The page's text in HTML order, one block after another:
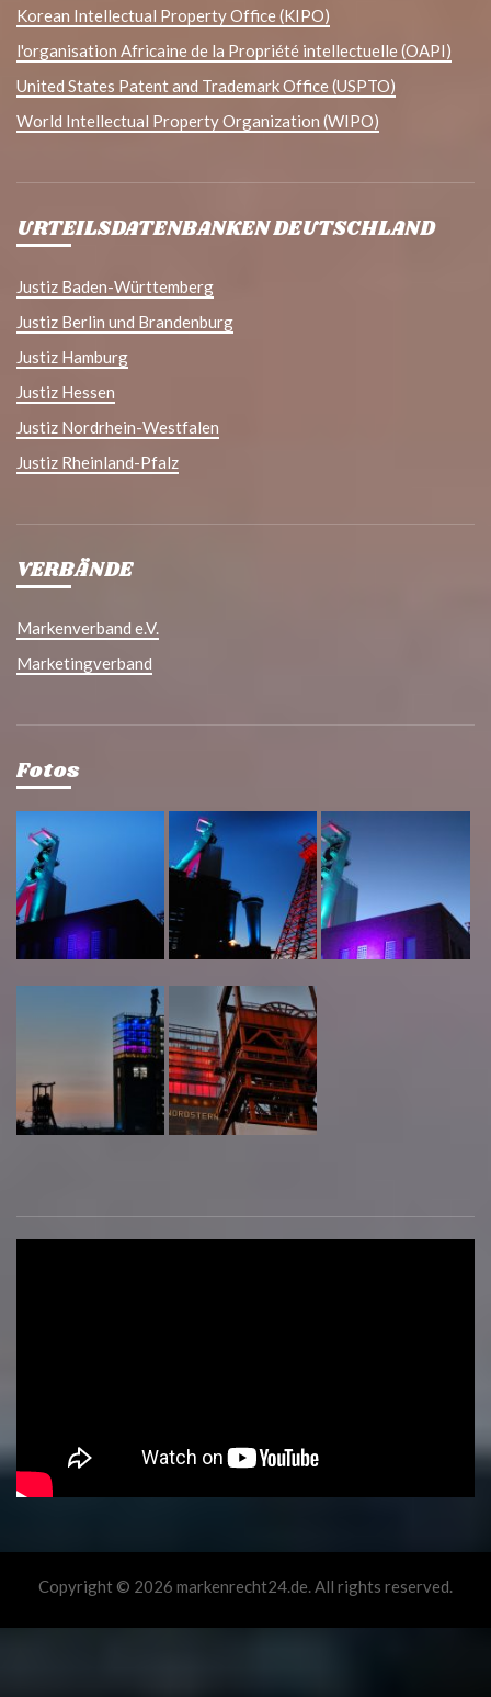
Korean Intellectual Property Office (KIPO)
l'organisation Africaine de la Propriété intellectuelle (OAPI)
United States Patent and Trademark Office (USPTO)
World Intellectual Property Organization (WIPO)
URTEILSDATENBANKEN DEUTSCHLAND
Justiz Baden-Württemberg
Justiz Berlin und Brandenburg
Justiz Hamburg
Justiz Hessen
Justiz Nordrhein-Westfalen
Justiz Rheinland-Pfalz
VERBÄNDE
Markenverband e.V.
Marketingverband
Fotos
Copyright © 2026 markenrecht24.de. All rights reserved.